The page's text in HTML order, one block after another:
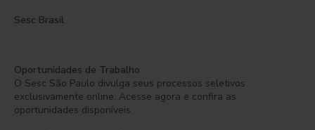
Sesc Brasil
Oportunidades de Trabalho
O Sesc São Paulo divulga seus processos seletivos
exclusivamente online. Acesse agora e confira as
oportunidades disponíveis.